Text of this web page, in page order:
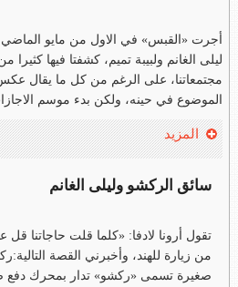
أجرت «القبس» في الاول من مايو
ليلى الغانم ولبيبة تميم، كشفتا فيها
مجتمعاتنا، على الرغم من كل ما يقال
الموضوع في حينه، ولكن بدء موسم
المزيد
سائق الركشو وليلى الغانم
تقول أرونا لادفا: «كلما قلت حاجاتنا قل
من زيارة للهند، وأخبرني القصة
صغيرة تسمى «ركشو» تدار بمحرك دفع